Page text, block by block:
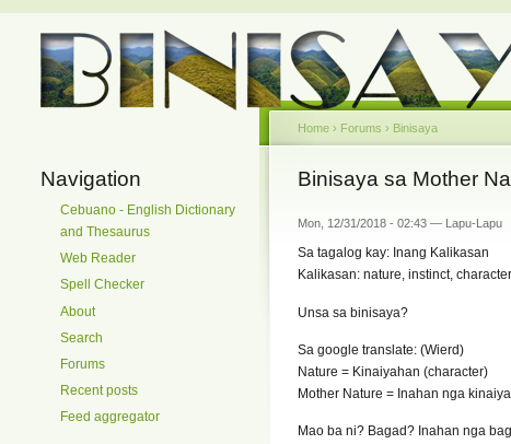
Navigation
Cebuano - English Dictionary
and Thesaurus
Web Reader
Spell Checker
About
Search
Forums
Recent posts
Feed aggregator
Home › Forums › Binisaya
Binisaya sa Mother
Mon, 12/31/2018 - 02:43 — Lapu-Lapu
Sa tagalog kay: Inang Kalikasan
Kalikasan: nature, instinct,
Unsa sa binisaya?
Sa google translate: (Wierd)
Nature = Kinaiyahan (character)
Mother Nature = Inahan nga
Mao ba ni? Bagad? Inahan nga